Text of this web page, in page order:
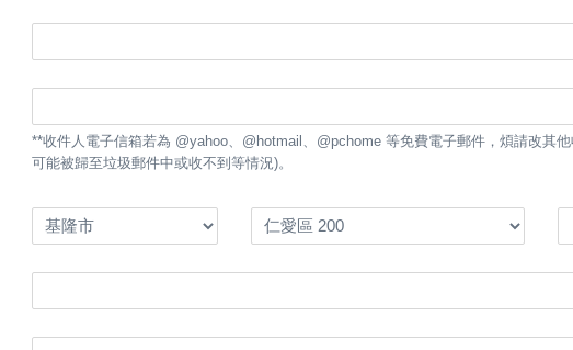
**收件人電子信箱若為 @yahoo、@hotmail、@pchome 等免費電子郵件，煩請改其他收件信箱。 因為有可能影響通知郵件的接收(例如:寄出的
可能被歸至垃圾郵件中或收不到等情況)。